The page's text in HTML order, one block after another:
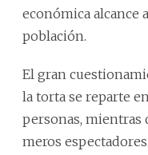
económica alcance
población.
El gran
la torta se reparte
personas, mientras
meros espectadores.